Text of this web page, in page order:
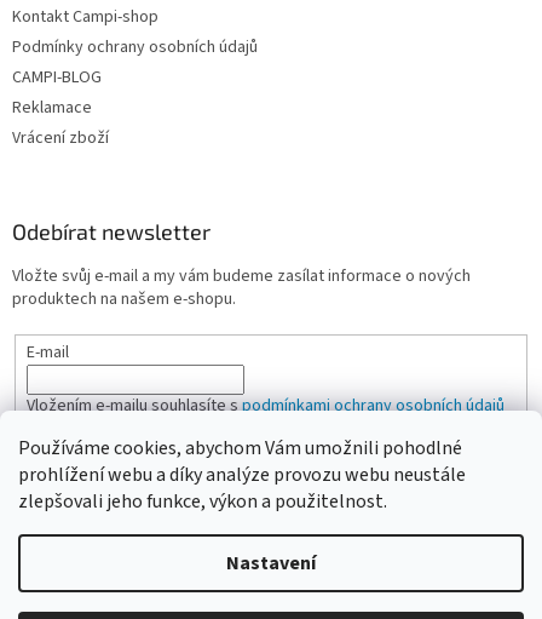
Používáme cookies, abychom Vám umožnili pohodlné
prohlížení webu a díky analýze provozu webu neustále
zlepšovali jeho funkce, výkon a použitelnost.
Nastavení
Kontakt Campi-shop
Podmínky ochrany osobních údajů
CAMPI-BLOG
Reklamace
Vrácení zboží
Odebírat newsletter
Vložte svůj e-mail a my vám budeme zasílat informace o nových
produktech na našem e-shopu.
E-mail
Vložením e-mailu souhlasíte spodmínkami ochrany osobních údajů
PŘIHLÁSIT SE
Vytvořil Shoptet